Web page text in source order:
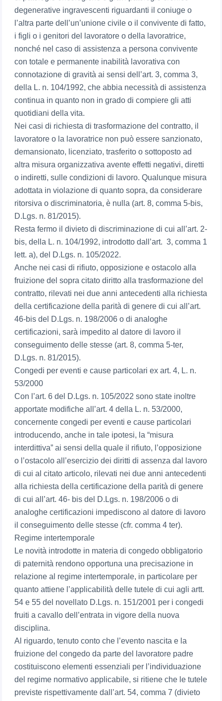
degenerative ingravescenti riguardanti il coniuge o
l’altra parte dell’un’unione civile o il convivente di fatto,
i figli o i genitori del lavoratore o della lavoratrice,
nonché nel caso di assistenza a persona convivente
con totale e permanente inabilità lavorativa con
connotazione di gravità ai sensi dell’art. 3, comma 3,
della L. n. 104/1992, che abbia necessità di assistenza
continua in quanto non in grado di compiere gli atti
quotidiani della vita.
Nei casi di richiesta di trasformazione del contratto, il
lavoratore o la lavoratrice non può essere sanzionato,
demansionato, licenziato, trasferito o sottoposto ad
altra misura organizzativa avente effetti negativi, diretti
o indiretti, sulle condizioni di lavoro. Qualunque misura
adottata in violazione di quanto sopra, da considerare
ritorsiva o discriminatoria, è nulla (art. 8, comma 5-bis,
D.Lgs. n. 81/2015).
Resta fermo il divieto di discriminazione di cui all’art. 2-
bis, della L. n. 104/1992, introdotto dall’art. 3, comma 1
lett. a), del D.Lgs. n. 105/2022.
Anche nei casi di rifiuto, opposizione e ostacolo alla
fruizione del sopra citato diritto alla trasformazione del
contratto, rilevati nei due anni antecedenti alla richiesta
della certificazione della parità di genere di cui all’art.
46-bis del D.Lgs. n. 198/2006 o di analoghe
certificazioni, sarà impedito al datore di lavoro il
conseguimento delle stesse (art. 8, comma 5-ter,
D.Lgs. n. 81/2015).
Congedi per eventi e cause particolari ex art. 4, L. n.
53/2000
Con l’art. 6 del D.Lgs. n. 105/2022 sono state inoltre
apportate modifiche all’art. 4 della L. n. 53/2000,
concernente congedi per eventi e cause particolari
introducendo, anche in tale ipotesi, la “misura
interdittiva” ai sensi della quale il rifiuto, l’opposizione
o l’ostacolo all’esercizio dei diritti di assenza dal lavoro
di cui al citato articolo, rilevati nei due anni antecedenti
alla richiesta della certificazione della parità di genere
di cui all’art. 46- bis del D.Lgs. n. 198/2006 o di
analoghe certificazioni impediscono al datore di lavoro
il conseguimento delle stesse (cfr. comma 4 ter).
Regime intertemporale
Le novità introdotte in materia di congedo obbligatorio
di paternità rendono opportuna una precisazione in
relazione al regime intertemporale, in particolare per
quanto attiene l’applicabilità delle tutele di cui agli artt.
54 e 55 del novellato D.Lgs. n. 151/2001 per i congedi
fruiti a cavallo dell’entrata in vigore della nuova
disciplina.
Al riguardo, tenuto conto che l’evento nascita e la
fruizione del congedo da parte del lavoratore padre
costituiscono elementi essenziali per l’individuazione
del regime normativo applicabile, si ritiene che le tutele
previste rispettivamente dall’art. 54, comma 7 (divieto